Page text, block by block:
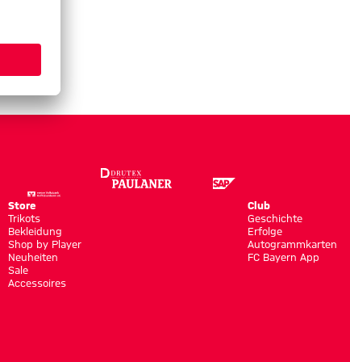
Store
Trikots
Bekleidung
Shop by Player
Neuheiten
Sale
Accessoires
Club
Geschichte
Erfolge
Autogrammkarten
FC Bayern App